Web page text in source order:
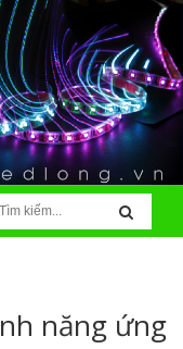
năng ứng